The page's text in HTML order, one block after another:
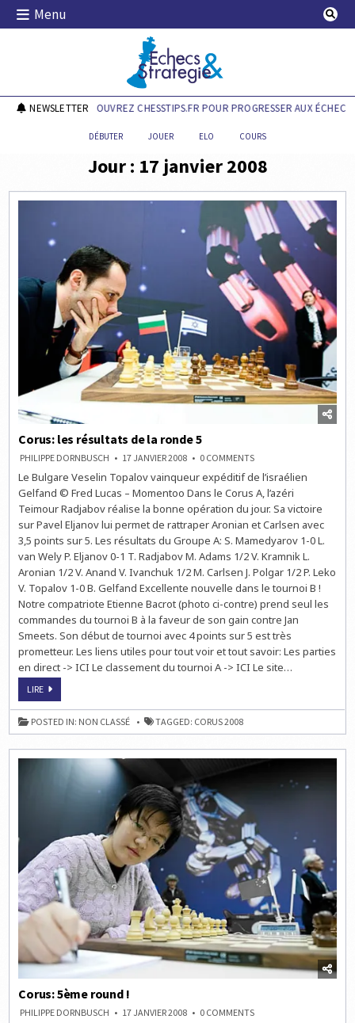
Skip
Menu
Echecs & Stratégie
NEWSLETTERDÉCOUVREZ CHESSTIPS.FR POUR PROGRESSER AUX ÉCHECS !
DÉBUTER JOUER ELO COURS
Jour : 17 janvier 2008
Corus: les résultats de la ronde 5
PHILIPPE DORNBUSCH 17 JANVIER 2008 0 COMMENTSON
LES
DE
RONDE
5
Le Bulgare Veselin Topalov vainqueur expéditif de l’israélien
Gelfand © Fred Lucas – Momentoo Dans le Corus A, l’azéri
Teimour Radjabov réalise la bonne opération du jour. Sa victoire
sur Pavel Eljanov lui permet de rattraper Aronian et Carlsen avec
3,5 points sur 5. Les résultats du Groupe A: S. Mamedyarov 1-0 L.
van Wely P. Eljanov 0-1 T. Radjabov M. Adams 1/2 V. Kramnik L.
Aronian 1/2 V. Anand V. Ivanchuk 1/2 M. Carlsen J. Polgar 1/2 P. Leko
V. Topalov 1-0 B. Gelfand Excellente nouvelle dans le tournoi B !
Notre compatriote Etienne Bacrot (photo ci-contre) prend seul les
commandes du tournoi B à la faveur de son gain contre Jan
Smeets. Son début de tournoi avec 4 points sur 5 est très
prometteur. Les liens utiles pour tout voir et tout savoir: Les parties
en direct -> ICI Le classement du tournoi A -> ICI Le site…
LIRECORUS:
RÉSULTATS
DE
LA
RONDE
POSTED IN: NON CLASSÉ TAGGED: CORUS 2008
Corus: 5ème round !
PHILIPPE DORNBUSCH 17 JANVIER 2008 0 COMMENTSON